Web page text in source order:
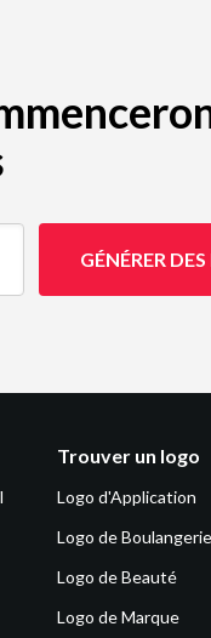
GÉNÉRER
Trouver un logo
Logo d'Application
Logo de Boulangerie
Logo de Beauté
Logo de Marque